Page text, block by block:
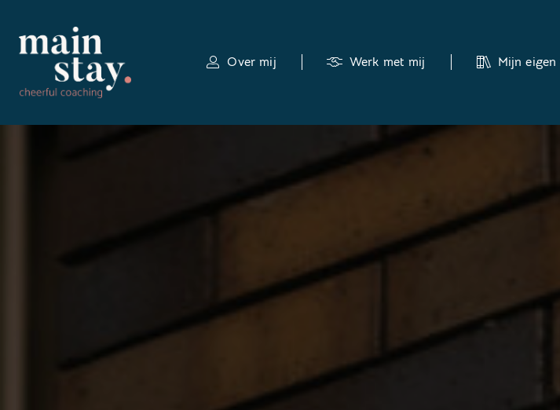
Over mij Werk met mij Mijn eigen